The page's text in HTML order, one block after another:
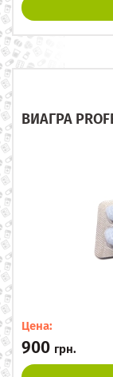
ВИАГРА
Цена:
900 грн.